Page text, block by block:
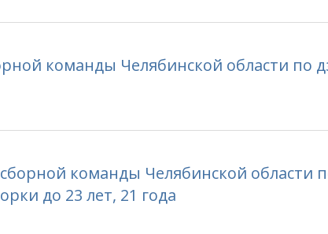
команды Челябинской области по
команды Челябинской области
до 23 лет, 21 года